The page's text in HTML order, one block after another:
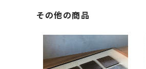
その他の商品